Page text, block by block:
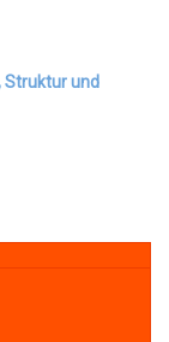
Struktur und